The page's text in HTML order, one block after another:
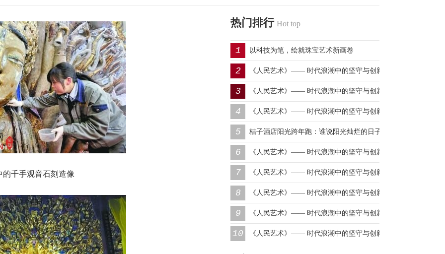
的千手观音石刻造像
热门排行 Hot top
1 以科技为笔，绘就珠宝艺术新画卷
2 《人民艺术》—— 时代浪潮中的坚守与创新丨专访朱建谷
3 《人民艺术》—— 时代浪潮中的坚守与创新丨专访王万宏
4 《人民艺术》—— 时代浪潮中的坚守与创新丨专访刘小爱
5 桔子酒店阳光跨年跑：谁说阳光灿烂的日子，一定要在远
方？
6 《人民艺术》—— 时代浪潮中的坚守与创新丨专访莫怀远
7 《人民艺术》—— 时代浪潮中的坚守与创新丨专访卿笃武
8 《人民艺术》—— 时代浪潮中的坚守与创新丨专访张涛
9 《人民艺术》—— 时代浪潮中的坚守与创新丨专访沈志昂
10 《人民艺术》—— 时代浪潮中的坚守与创新丨专访李润德